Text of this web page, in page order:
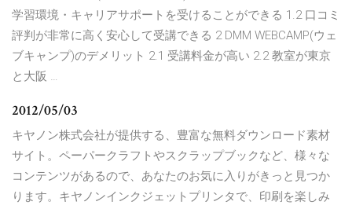
学習環境・キャリアサポートを受けることができる 1.2 口コミ
評判が非常に高く安心して受講できる 2 DMM WEBCAMP(ウェ
ブキャンプ)のデメリット 2.1 受講料金が高い 2.2 教室が東京
と大阪 …
2012/05/03
キヤノン株式会社が提供する、豊富な無料ダウンロード素材
サイト。ペーパークラフトやスクラップブックなど、様々な
コンテンツがあるので、あなたのお気に入りがきっと見つか
ります。キヤノンインクジェットプリンタで、印刷を楽しみ